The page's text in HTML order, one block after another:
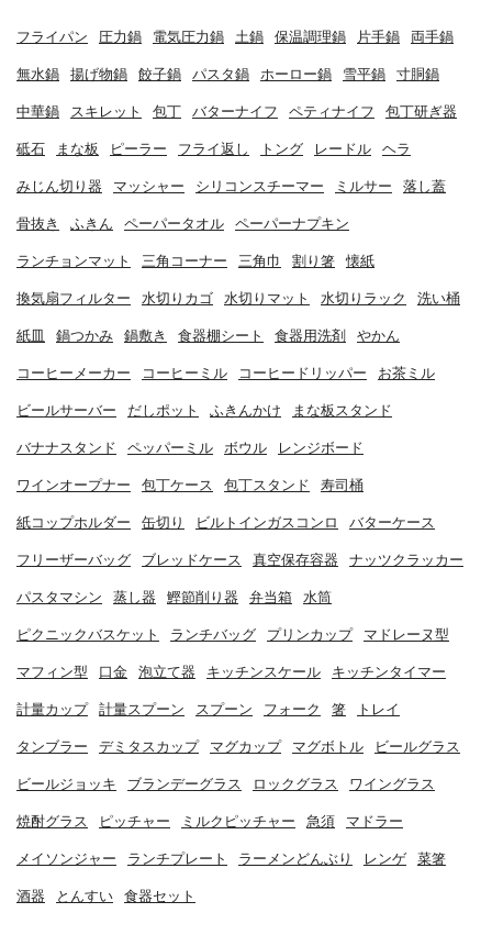
フライパン 圧力鍋 電気圧力鍋 土鍋 保温調理鍋 片手鍋 両手鍋
無水鍋 揚げ物鍋 餃子鍋 パスタ鍋 ホーロー鍋 雪平鍋 寸胴鍋
中華鍋 スキレット 包丁 バターナイフ ペティナイフ 包丁研ぎ器
砥石 まな板 ピーラー フライ返し トング レードル ヘラ
みじん切り器 マッシャー シリコンスチーマー ミルサー 落し蓋
骨抜き ふきん ペーパータオル ペーパーナプキン
ランチョンマット 三角コーナー 三角巾 割り箸 懐紙
換気扇フィルター 水切りカゴ 水切りマット 水切りラック 洗い桶
紙皿 鍋つかみ 鍋敷き 食器棚シート 食器用洗剤 やかん
コーヒーメーカー コーヒーミル コーヒードリッパー お茶ミル
ビールサーバー だしポット ふきんかけ まな板スタンド
バナナスタンド ペッパーミル ボウル レンジボード
ワインオープナー 包丁ケース 包丁スタンド 寿司桶
紙コップホルダー 缶切り ビルトインガスコンロ バターケース
フリーザーバッグ ブレッドケース 真空保存容器 ナッツクラッカー
パスタマシン 蒸し器 鰹節削り器 弁当箱 水筒
ピクニックバスケット ランチバッグ プリンカップ マドレーヌ型
マフィン型 口金 泡立て器 キッチンスケール キッチンタイマー
計量カップ 計量スプーン スプーン フォーク 箸 トレイ
タンブラー デミタスカップ マグカップ マグボトル ビールグラス
ビールジョッキ ブランデーグラス ロックグラス ワイングラス
焼酎グラス ピッチャー ミルクピッチャー 急須 マドラー
メイソンジャー ランチプレート ラーメンどんぶり レンゲ 菜箸
酒器 とんすい 食器セット